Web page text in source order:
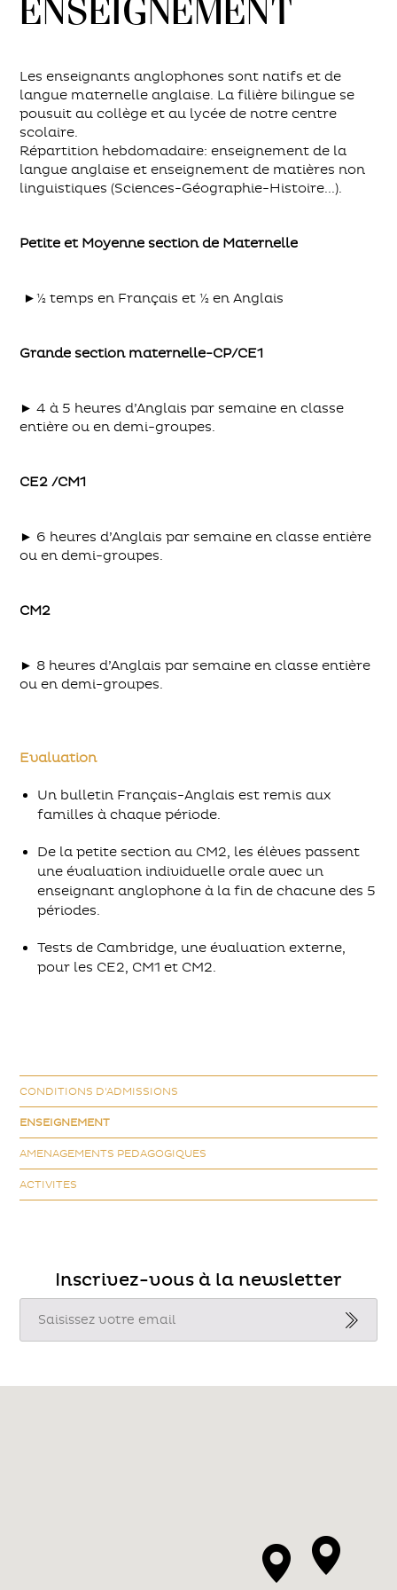
Les enseignants anglophones sont natifs et de
langue maternelle anglaise. La filière bilingue se
pousuit au collège et au lycée de notre centre
scolaire.
Répartition hebdomadaire: enseignement de la
langue anglaise et enseignement de matières non
linguistiques (Sciences-Géographie-Histoire...).
Petite et Moyenne section de Maternelle
►½ temps en Français et ½ en Anglais
Grande section maternelle-CP/CE1
► 4 à 5 heures d’Anglais par semaine en classe
entière ou en demi-groupes.
CE2 /CM1
► 6 heures d’Anglais par semaine en classe entière
ou en demi-groupes.
CM2
► 8 heures d’Anglais par semaine en classe entière
ou en demi-groupes.
Evaluation
Un bulletin Français-Anglais est remis aux
familles à chaque période.
De la petite section au CM2, les élèves passent
une évaluation individuelle orale avec un
enseignant anglophone à la fin de chacune des 5
périodes.
Tests de Cambridge, une évaluation externe,
pour les CE2, CM1 et CM2.
CONDITIONS D'ADMISSIONS
ENSEIGNEMENT
AMENAGEMENTS PEDAGOGIQUES
ACTIVITES
Inscrivez-vous à la newsletter